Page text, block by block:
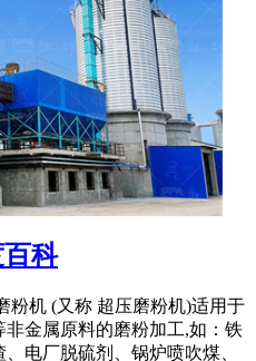
科
粉机 (又称 超压磨粉机)适用于
金属原料的磨粉加工,如：铁
电厂脱硫剂、锅炉喷吹煤、